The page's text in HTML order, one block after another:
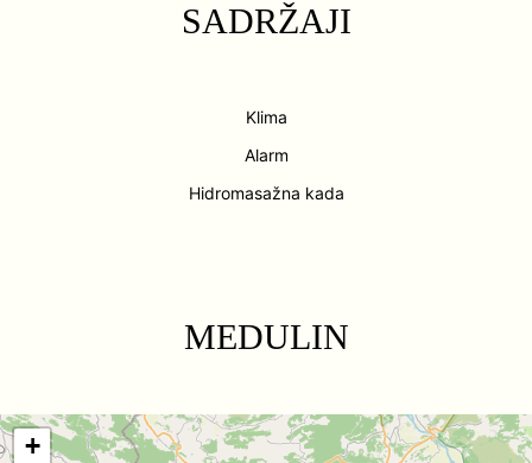
SADRŽAJI
Klima
Alarm
Hidromasažna kada
MEDULIN
+